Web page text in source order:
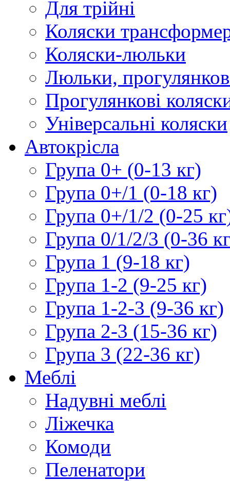
Для трійні
Коляски
Коляски-люльки
Люльки,
Прогулянкові
Універсальні коляски
Автокрісла
Група 0+ (0-13 кг)
Група 0+/1 (0-18 кг)
Група 0+/1/2 (0-25
Група 0/1/2/3 (0-36
Група 1 (9-18 кг)
Група 1-2 (9-25 кг)
Група 1-2-3 (9-36 кг)
Група 2-3 (15-36 кг)
Група 3 (22-36 кг)
Меблі
Надувні меблі
Ліжечка
Комоди
Пеленатори